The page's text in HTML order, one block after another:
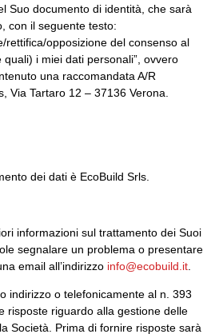
Suo documento di identità, che sarà
con il seguente testo:
rettifica/opposizione del consenso al
i miei dati personali”, ovvero
una raccomandata A/R
Via Tartaro 12 – 37136 Verona.
dei dati è EcoBuild Srls.
informazioni sul trattamento dei Suoi
segnalare un problema o presentare
email all’indirizzo info@ecobuild.it.
indirizzo o telefonicamente al n. 393
risposte riguardo alla gestione delle
Società. Prima di fornire risposte sarà